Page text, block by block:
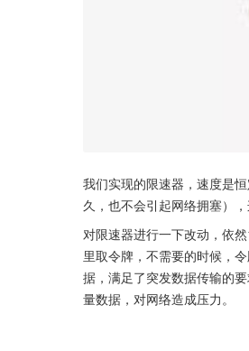
我们实现的限速器，速度是
久，也不会引起网络拥塞）
对限速器进行一下改动，依
里取令牌，不需要的时候，
据，满足了突发数据传输的
量数据，对网络造成压力。